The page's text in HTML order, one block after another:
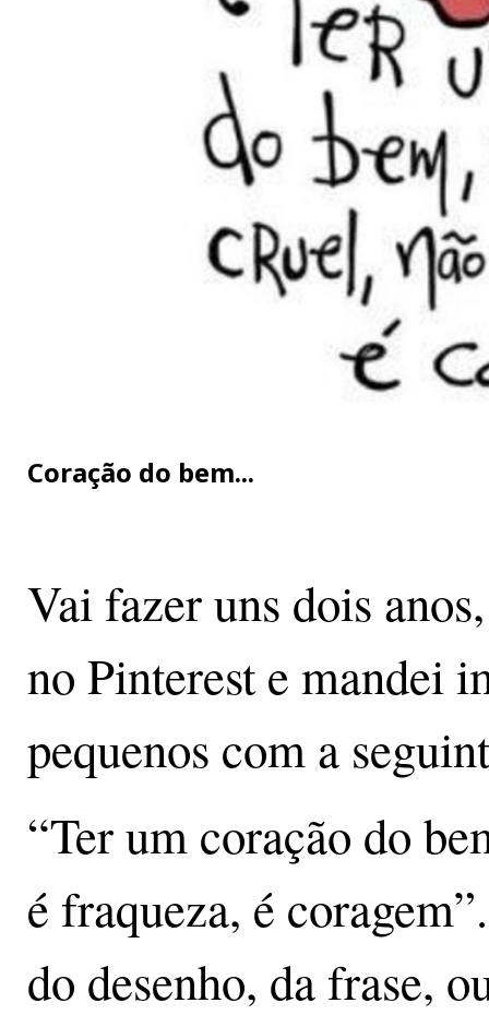
Coração do bem...
Vai fazer uns dois
no Pinterest e mandei
pequenos com a
“Ter um coração do
é fraqueza, é
do desenho, da frase,